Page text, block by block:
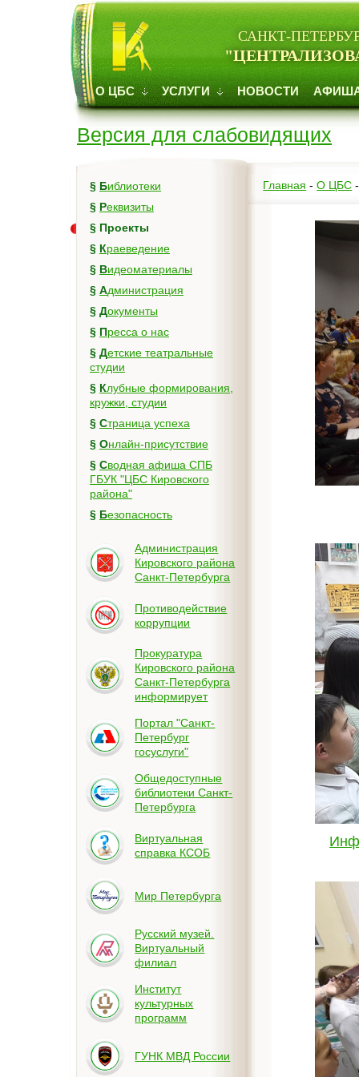
САНКТ-
О ЦБС УСЛУГИ НОВОСТИ
Версия для слабовидящих
§
Библиотеки
§
Реквизиты
§
Проекты
§
Краеведение
§
Видеоматериалы
§
Администрация
§
Документы
§
Пресса о нас
§ Детские театральные
студии
§ Клубные формирования,
кружки, студии
§
Страница успеха
§
Онлайн-присутствие
§ Сводная афиша СПБ
ГБУК "ЦБС Кировского
района"
§
Безопасность
Администрация
Кировского района
Санкт-Петербурга
Противодействие
коррупции
Прокуратура
Кировского района
Санкт-Петербурга
информирует
Портал "Санкт-
Петербург
госуслуги"
Общедоступные
библиотеки Санкт-
Петербурга
Виртуальная
справка КСОБ
Мир Петербурга
Русский музей.
Виртуальный
филиал
Институт
культурных
программ
ГУНК МВД России
Главная -О ЦБС